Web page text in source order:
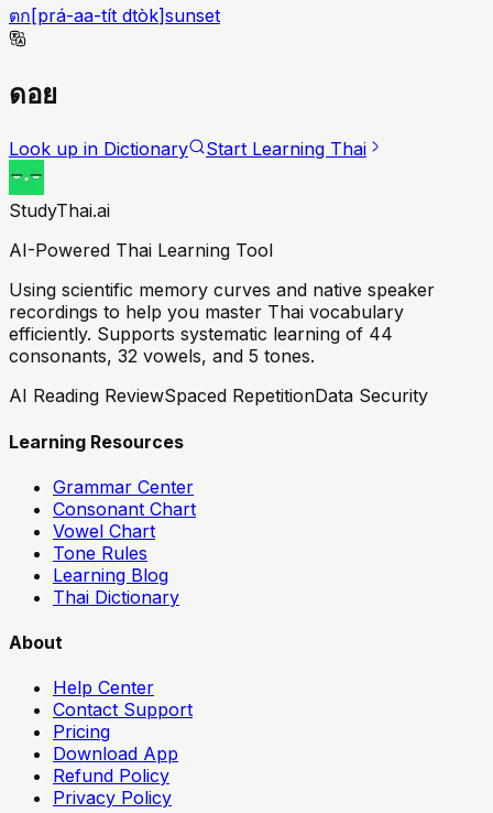
ตก[prá-aa-tít dtòk]sunset
ดอย
Look up in Dictionary Start Learning Thai
StudyThai.ai
AI-Powered Thai Learning Tool
Using scientific memory curves and native speaker
recordings to help you master Thai vocabulary
efficiently. Supports systematic learning of 44
consonants, 32 vowels, and 5 tones.
AI Reading ReviewSpaced RepetitionData Security
Learning Resources
Grammar Center
Consonant Chart
Vowel Chart
Tone Rules
Learning Blog
Thai Dictionary
About
Help Center
Contact Support
Pricing
Download App
Refund Policy
Privacy Policy